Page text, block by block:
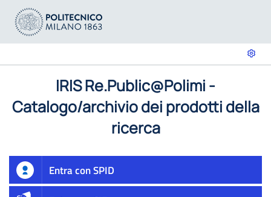
IRIS Re.Public@Polimi -
Catalogo/archivio dei prodotti della
ricerca
Entra con SPID